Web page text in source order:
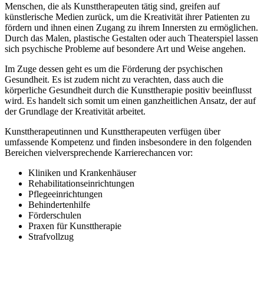
Menschen, die als Kunsttherapeuten tätig sind, greifen auf
künstlerische Medien zurück, um die Kreativität ihrer Patienten zu
fördern und ihnen einen Zugang zu ihrem Innersten zu ermöglichen.
Durch das Malen, plastische Gestalten oder auch Theaterspiel lassen
sich psychische Probleme auf besondere Art und Weise angehen.
Im Zuge dessen geht es um die Förderung der psychischen
Gesundheit. Es ist zudem nicht zu verachten, dass auch die
körperliche Gesundheit durch die Kunsttherapie positiv beeinflusst
wird. Es handelt sich somit um einen ganzheitlichen Ansatz, der auf
der Grundlage der Kreativität arbeitet.
Kunsttherapeutinnen und Kunsttherapeuten verfügen über
umfassende Kompetenz und finden insbesondere in den folgenden
Bereichen vielversprechende Karrierechancen vor:
Kliniken und Krankenhäuser
Rehabilitationseinrichtungen
Pflegeeinrichtungen
Behindertenhilfe
Förderschulen
Praxen für Kunsttherapie
Strafvollzug